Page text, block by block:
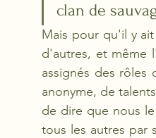
clan de
Mais pour qu'il y
d'autres, et même
assignés des rôles
anonyme, de
de dire que nous
tous les autres par